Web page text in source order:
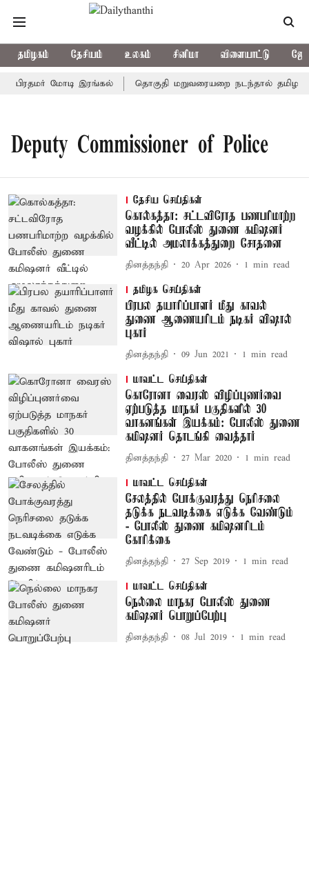
தமிழகம் தேசியம் உலகம் சினிமா விளையாட்டு
- பிரதமர் மோடி இரங்கல் தொகுதி மறுவரையறை நடந்தால்
Deputy Commissioner of Police
தேசிய செய்திகள்
கொல்கத்தா: சட்டவிரோத பணபரிமாற்ற
வழக்கில் போலீஸ் துணை கமிஷனர்
வீட்டில் அமலாக்கத்துறை சோதனை
தினத்தந்தி 20 Apr 2026 1 min read
தமிழக செய்திகள்
பிரபல தயாரிப்பாளர் மீது காவல்
துணை ஆணையரிடம் நடிகர் விஷால்
புகார்
தினத்தந்தி 09 Jun 2021 1 min read
மாவட்ட செய்திகள்
கொரோனா வைரஸ் விழிப்புணர்வை
ஏற்படுத்த மாநகர் பகுதிகளில் 30
வாகனங்கள் இயக்கம்: போலீஸ் துணை
கமிஷனர் தொடங்கி வைத்தார்
தினத்தந்தி 27 Mar 2020 1 min read
மாவட்ட செய்திகள்
சேலத்தில் போக்குவரத்து நெரிசலை
தடுக்க நடவடிக்கை எடுக்க வேண்டும்
- போலீஸ் துணை கமிஷனரிடம்
கோரிக்கை
தினத்தந்தி 27 Sep 2019 1 min read
மாவட்ட செய்திகள்
நெல்லை மாநகர போலீஸ் துணை
கமிஷனர் பொறுப்பேற்பு
தினத்தந்தி 08 Jul 2019 1 min read